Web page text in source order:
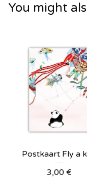
You might
Postkaart Fly a
3,00 €